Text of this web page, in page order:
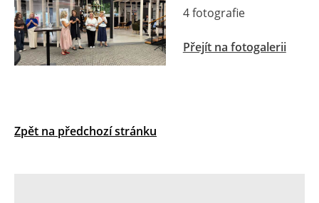
4 fotografie
Přejít na fotogalerii
Zpět na předchozí stránku